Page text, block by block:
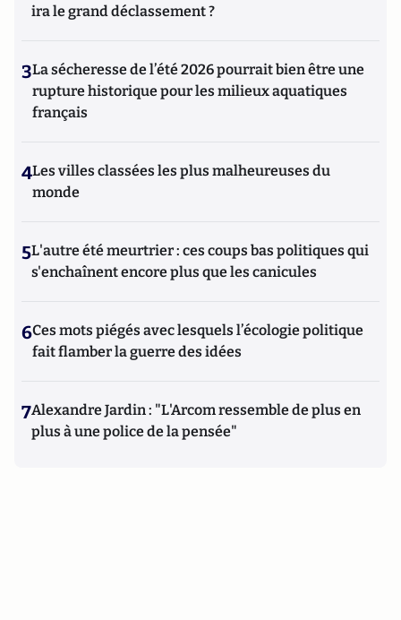
ira le grand déclassement ?
3La sécheresse de l’été 2026 pourrait bien être une
rupture historique pour les milieux aquatiques
français
4Les villes classées les plus malheureuses du
monde
5L'autre été meurtrier : ces coups bas politiques qui
s'enchaînent encore plus que les canicules
6Ces mots piégés avec lesquels l’écologie politique
fait flamber la guerre des idées
7Alexandre Jardin : "L'Arcom ressemble de plus en
plus à une police de la pensée"